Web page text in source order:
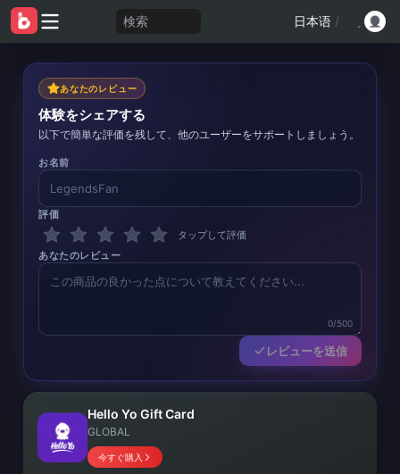
検索 日本语 /
あなたのレビュー
体験をシェアする
以下で簡単な評価を残して、他のユーザーをサポートしましょう。
お名前
評価
タップして評価
あなたのレビュー
0/500
レビューを送信
Hello Yo Gift Card
GLOBAL
今すぐ購入